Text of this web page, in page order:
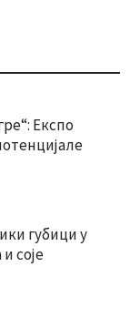
Експо
губици у
соје